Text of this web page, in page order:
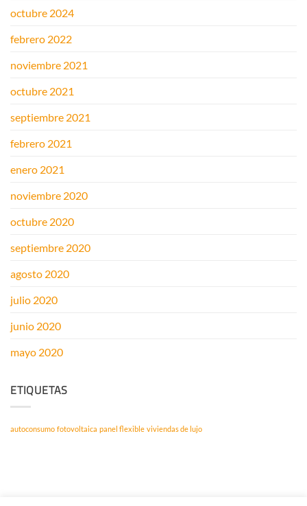
octubre 2024
febrero 2022
noviembre 2021
octubre 2021
septiembre 2021
febrero 2021
enero 2021
noviembre 2020
octubre 2020
septiembre 2020
agosto 2020
julio 2020
junio 2020
mayo 2020
ETIQUETAS
autoconsumo fotovoltaica panel flexible viviendas de lujo